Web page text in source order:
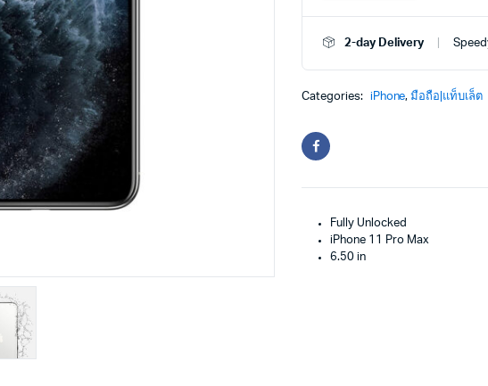
2-day Delivery
Categories: iPhone,มือถือ|แท็บเล็ต
Fully Unlocked
iPhone 11 Pro Max
6.50 in